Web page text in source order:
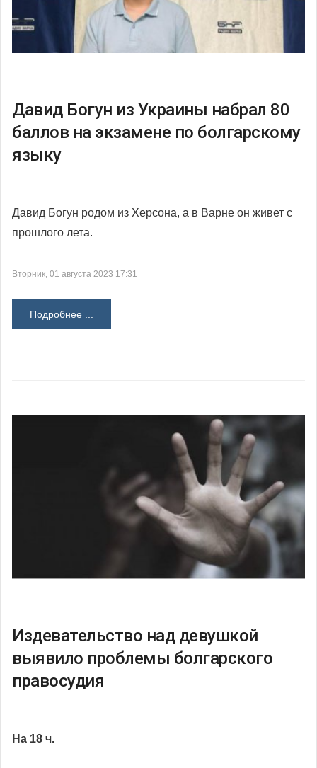
Давид Богун из Украины набрал 80
баллов на экзамене по болгарскому
языку
Давид Богун родом из Херсона, а в Варне он живет с
прошлого лета.
Вторник, 01 августа 2023 17:31
Подробнее ...
Издевательство над девушкой
выявило проблемы болгарского
правосудия
На 18 ч.